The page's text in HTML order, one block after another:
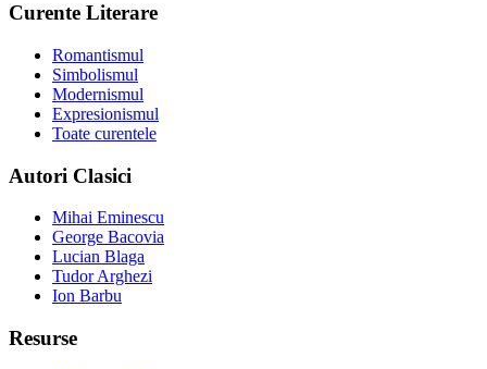
Curente Literare
Romantismul
Simbolismul
Modernismul
Expresionismul
Toate curentele
Autori Clasici
Mihai Eminescu
George Bacovia
Lucian Blaga
Tudor Arghezi
Ion Barbu
Resurse